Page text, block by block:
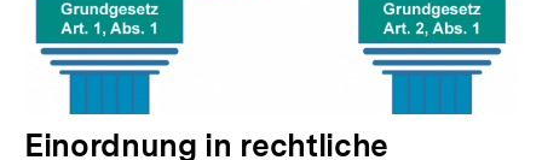
V
Einordnung in rechtliche